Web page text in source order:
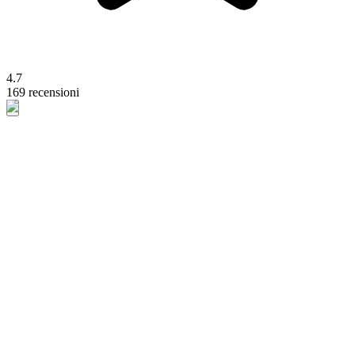
4.7
169 recensioni